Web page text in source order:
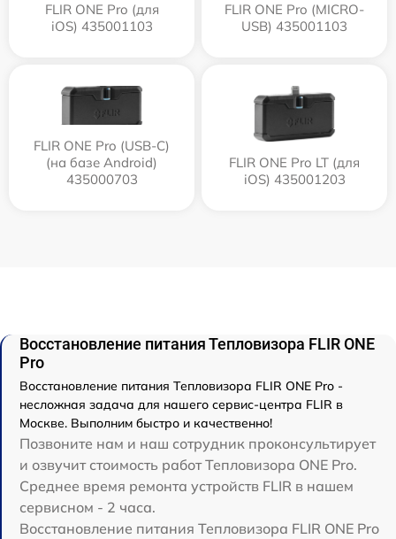
FLIR ONE Pro (для
iOS) 435001103
FLIR ONE Pro (MICRO-
USB) 435001103
FLIR ONE Pro (USB-C)
(на базе Android)
435000703
FLIR ONE Pro LT (для
iOS) 435001203
Восстановление питания Тепловизора FLIR ONE
Pro
Восстановление питания Тепловизора FLIR ONE Pro -
несложная задача для нашего сервис-центра FLIR в
Москве. Выполним быстро и качественно!
Позвоните нам и наш сотрудник проконсультирует
и озвучит стоимость работ Тепловизора ONE Pro.
Среднее время ремонта устройств FLIR в нашем
сервисном - 2 часа.
Восстановление питания Тепловизора FLIR ONE Pro